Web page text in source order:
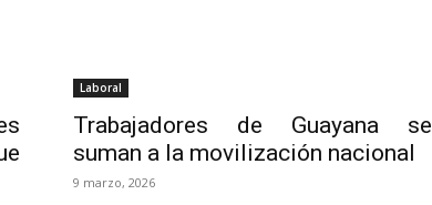
Laboral
Trabajadores de Guayana se
suman a la movilización nacional
9 marzo, 2026